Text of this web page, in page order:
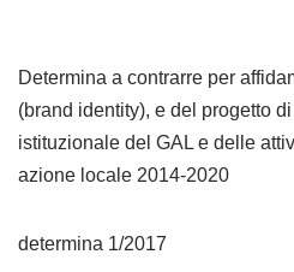
Determina a contrarre per
(brand identity), e del progetto
istituzionale del GAL e delle
azione locale 2014-2020
determina 1/2017